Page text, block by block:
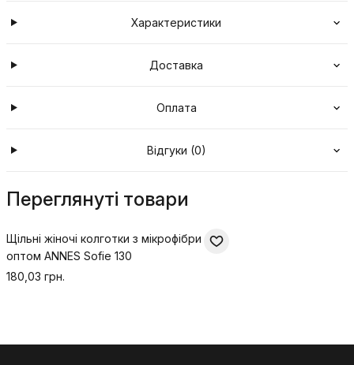
Характеристики
Доставка
Оплата
Відгуки (0)
Переглянуті товари
Щільні жіночі колготки з мікрофібри
оптом ANNES Sofie 130
180,03 грн.